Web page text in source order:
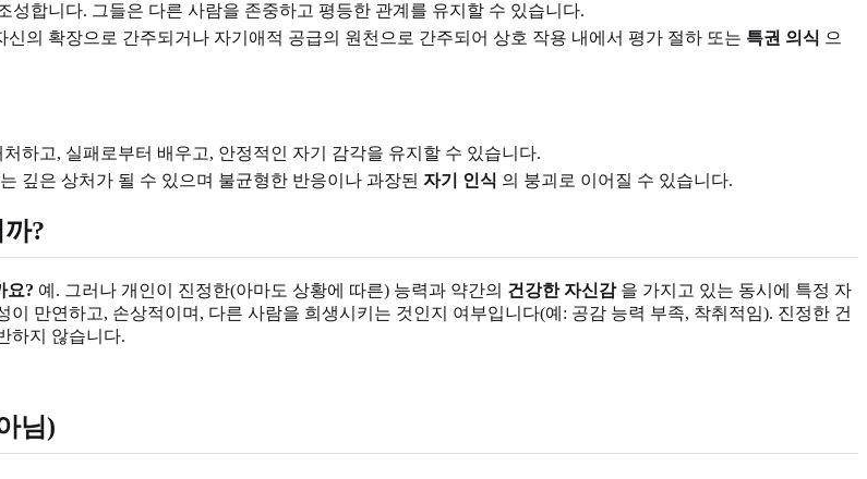
성합니다. 그들은 다른 사람을 존중하고 평등한 관계를 유지할 수 있습니다.
의 확장으로 간주되거나 자기애적 공급의 원천으로 간주되어 상호 작용 내에서 평가 절하 또는 특권 의식 으
하고, 실패로부터 배우고, 안정적인 자기 감각을 유지할 수 있습니다.
깊은 상처가 될 수 있으며 불균형한 반응이나 과장된 자기 인식 의 붕괴로 이어질 수 있습니다.
?
요? 예. 그러나 개인이 진정한(아마도 상황에 따른) 능력과 약간의 건강한 자신감을 가지고 있는 동시에 특정 자
만연하고, 손상적이며, 다른 사람을 희생시키는 것인지 여부입니다(예: 공감 능력 부족, 착취적임). 진정한 건
하지 않습니다.
님)